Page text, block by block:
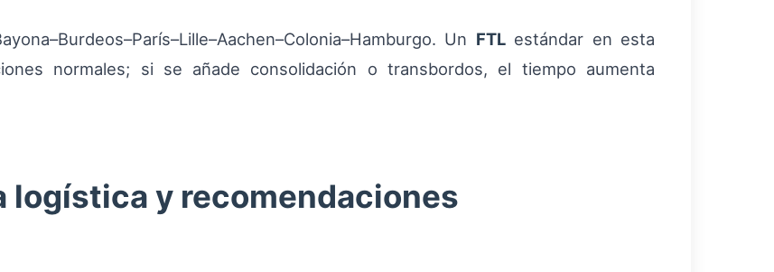
Un FTLestándar en esta
normales; si se añade consolidación o transbordos, el tiempo aumenta
logística y recomendaciones